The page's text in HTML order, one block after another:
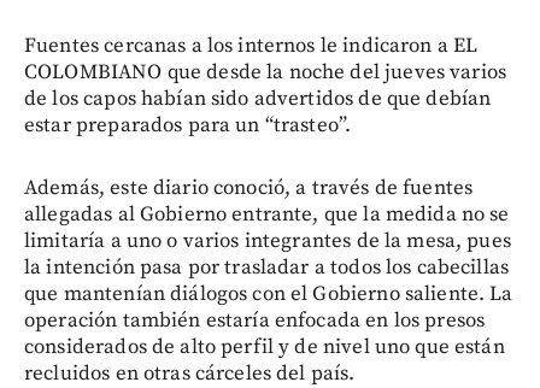
Fuentes cercanas a los internos le indicaron a EL
COLOMBIANO que desde la noche del jueves varios
de los capos habían sido advertidos de que debían
estar preparados para un “trasteo”.
Además, este diario conoció, a través de fuentes
allegadas al Gobierno entrante, que la medida no se
limitaría a uno o varios integrantes de la mesa, pues
la intención pasa por trasladar a todos los cabecillas
que mantenían diálogos con el Gobierno saliente. La
operación también estaría enfocada en los presos
considerados de alto perfil y de nivel uno que están
recluidos en otras cárceles del país.